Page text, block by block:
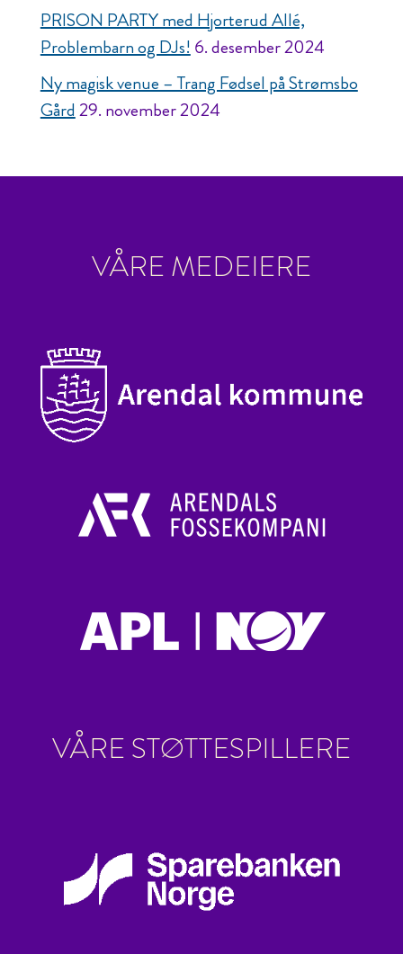
PRISON PARTY med Hjorterud Allé,
Problembarn og DJs!6. desember 2024
Ny magisk venue – Trang Fødsel på Strømsbo
Gård29. november 2024
VÅRE MEDEIERE
VÅRE STØTTESPILLERE